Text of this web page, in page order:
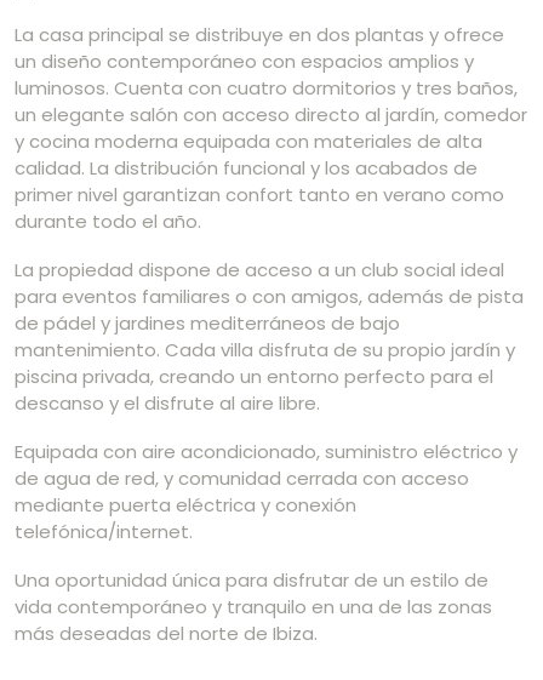
La casa principal se distribuye en dos plantas y ofrece
un diseño contemporáneo con espacios amplios y
luminosos. Cuenta con cuatro dormitorios y tres baños,
un elegante salón con acceso directo al jardín, comedor
y cocina moderna equipada con materiales de alta
calidad. La distribución funcional y los acabados de
primer nivel garantizan confort tanto en verano como
durante todo el año.
La propiedad dispone de acceso a un club social ideal
para eventos familiares o con amigos, además de pista
de pádel y jardines mediterráneos de bajo
mantenimiento. Cada villa disfruta de su propio jardín y
piscina privada, creando un entorno perfecto para el
descanso y el disfrute al aire libre.
Equipada con aire acondicionado, suministro eléctrico y
de agua de red, y comunidad cerrada con acceso
mediante puerta eléctrica y conexión
telefónica/internet.
Una oportunidad única para disfrutar de un estilo de
vida contemporáneo y tranquilo en una de las zonas
más deseadas del norte de Ibiza.